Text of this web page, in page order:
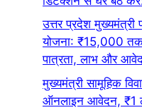
उत्तर प्रदेश मुख्यमंत्री
योजना: ₹15,000 तक
पात्रता, लाभ और
मुख्यमंत्री सामूहिक
ऑनलाइन आवेदन, ₹1